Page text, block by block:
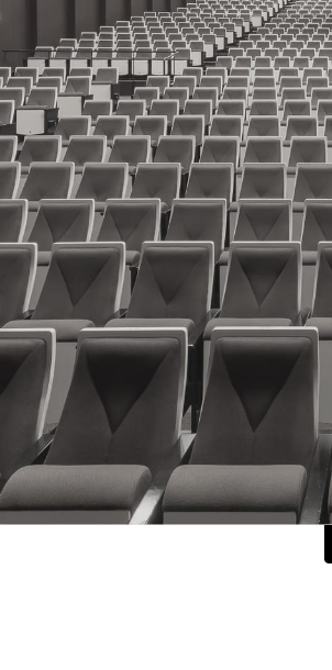
2025.02.03 重要事項
【重要】利用料金改定のお知らせ
2026.07.25 みなさまの声
２０２５年度アンケート調査結果につ
2026.07.19 休館日
休館日およびオンライン予約・手荷物